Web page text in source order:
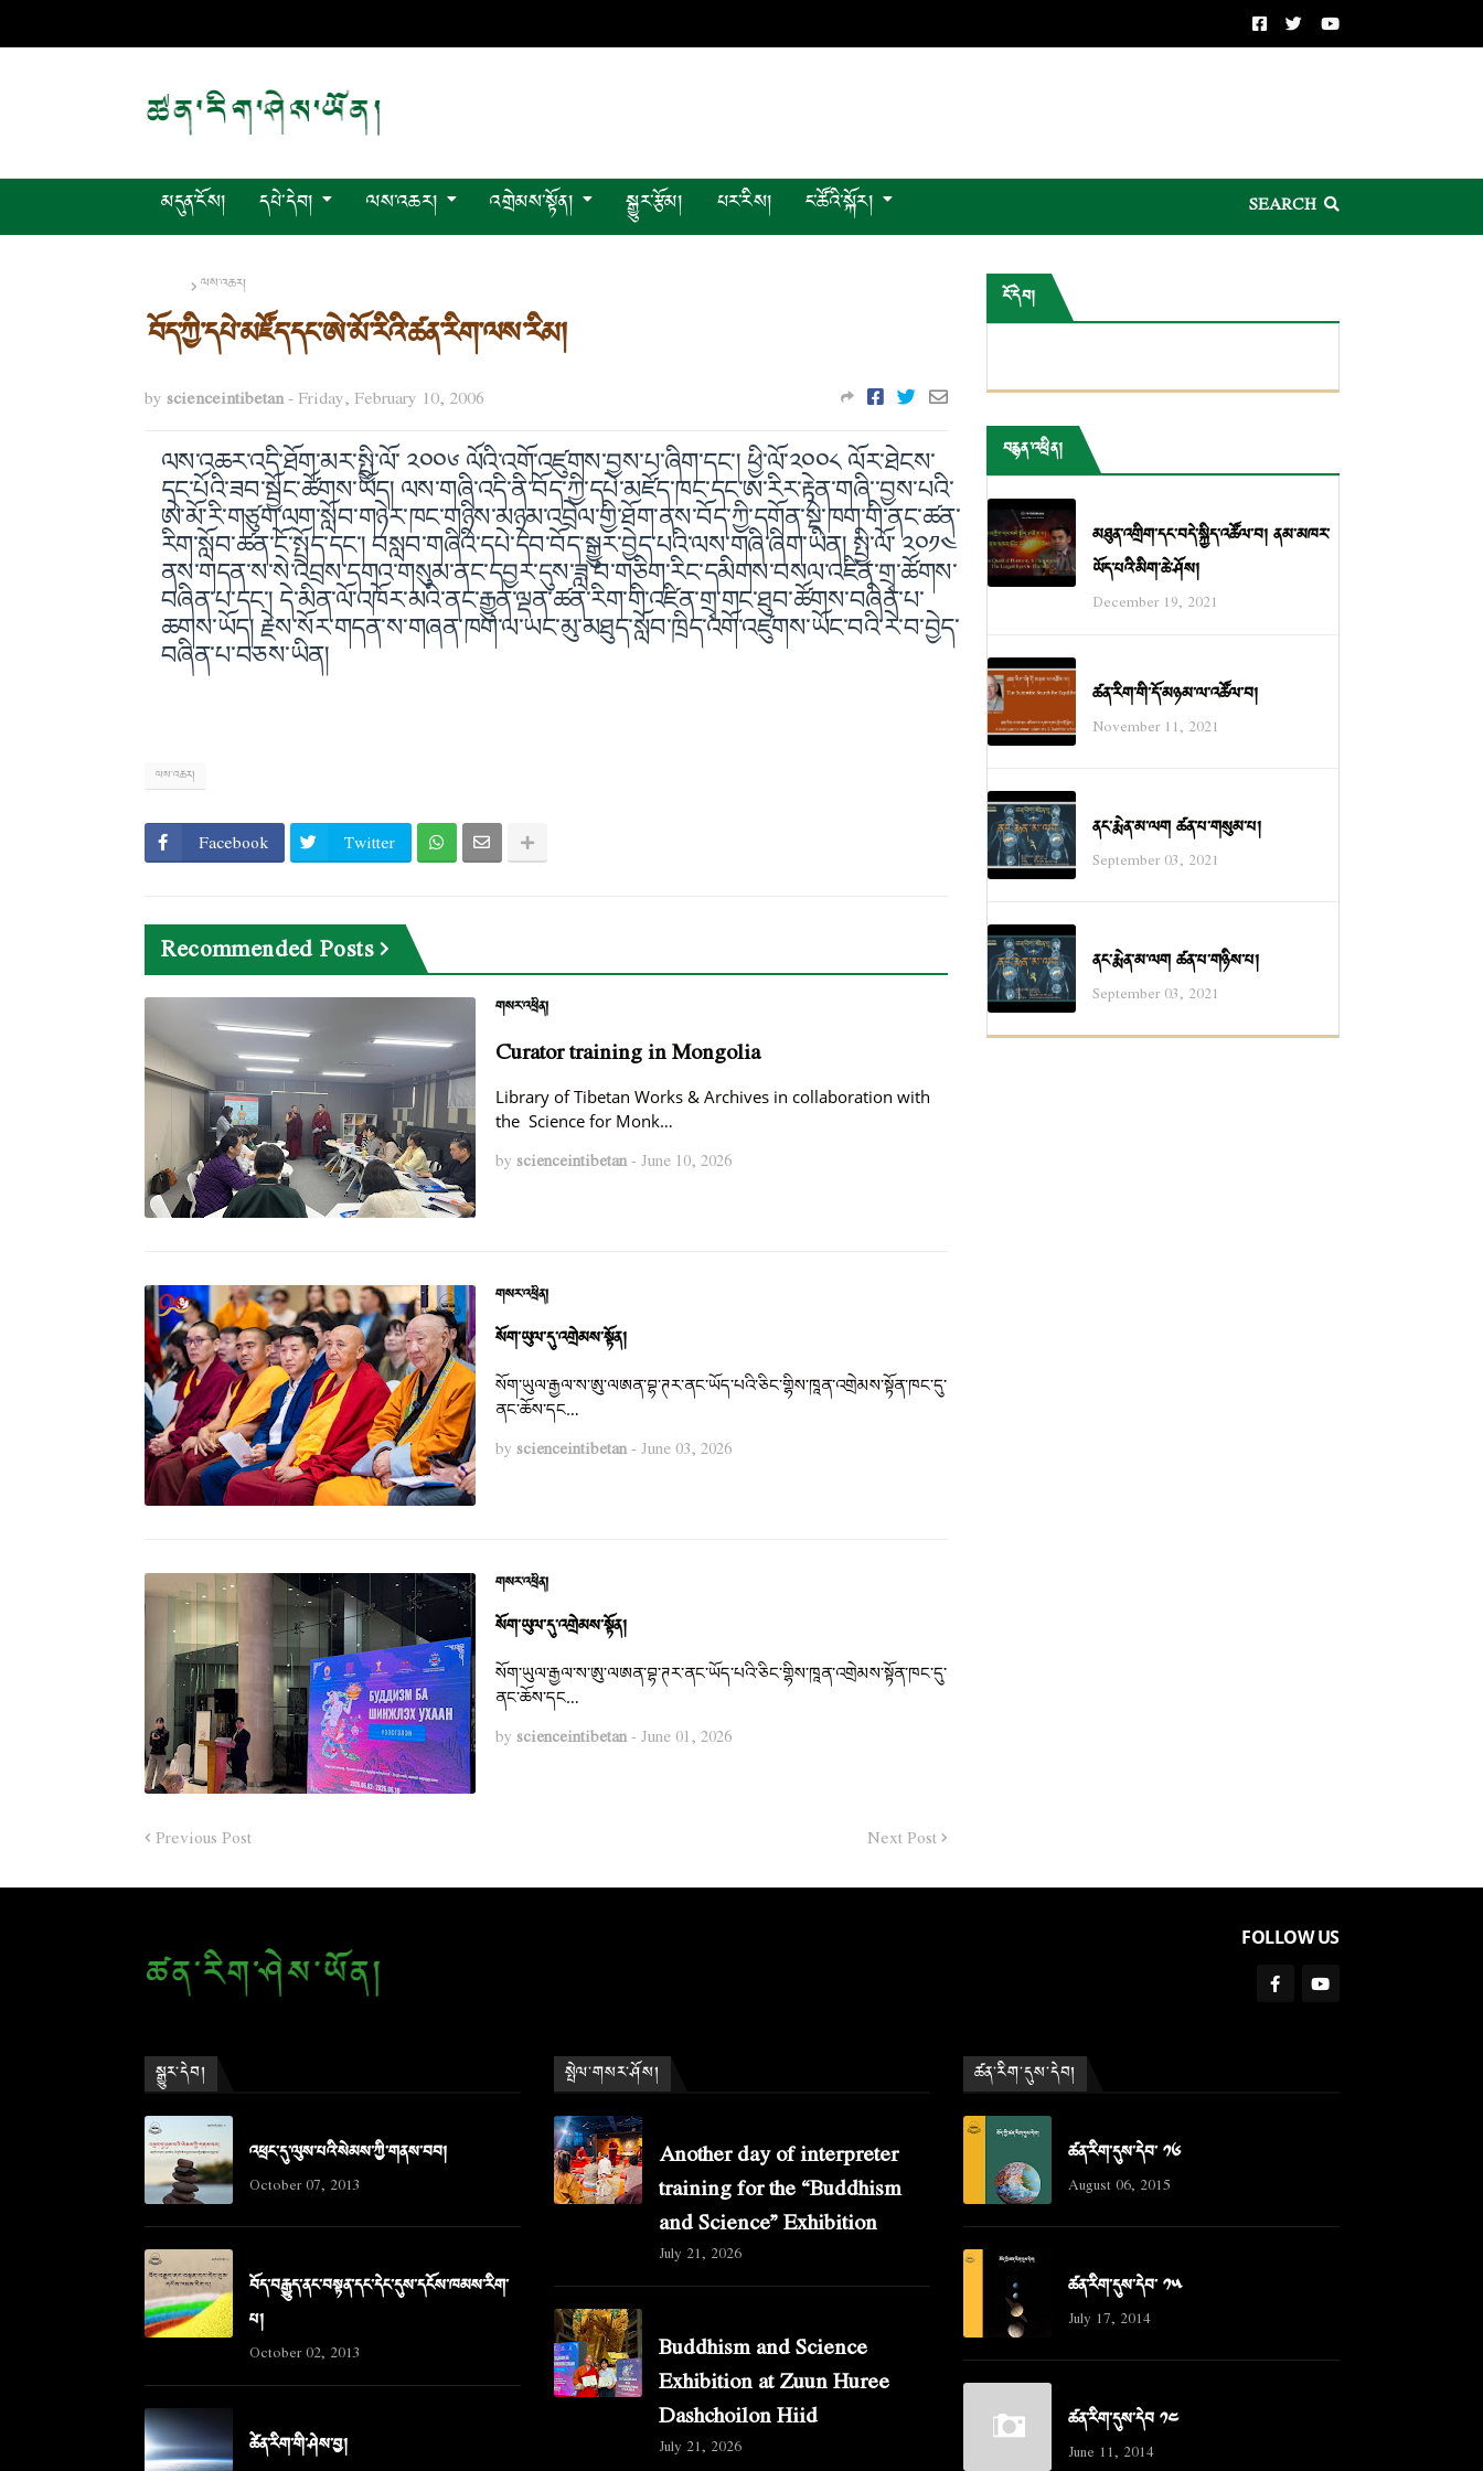
མདུན་ངོས། དཔེ་དེབ། ལས་འཆར། འགྲེམས་སྟོན། སྒྱུར་རྩོམ། པར་རིས། ང་ཚོའི་སྐོར། SEARCH
ལས་འཆར།
བོད་ཀྱི་དཔེ་མཛོད་དང་ཨེ་མོ་རིའི་ཚན་རིག་ལས་རིམ།
by scienceintibetan - Friday, February 10, 2006
ལས་འཆར་འདི་ཐོག་མར་སྤྱི་ལོ་ ༢༠༠༦ ལོའི་འགོ་འཛུགས་བྱས་པ་ཞིག་དང་། ཕྱི་ལོ་༢༠༠༨ ལོར་ཐེངས་
དང་པོའི་ཟབ་སྦྱོང་ཚོགས་ཡོད། ལས་གཞི་འདི་ནི་བོད་ཀྱི་དཔེ་མཛོད་ཁང་དང་ཨ་རིར་རྟེན་གཞི་་བྱས་པའི་
ཨེ་མོ་རི་གཙུག་ལག་སློབ་གཉེར་ཁང་གཉིས་མཉམ་འབྲེལ་གྱི་ཐོག་ནས་བོད་ཀྱི་དགོན་སྡེ་ཁག་གི་ནང་ཚན་
རིག་སློབ་ཚན་ངོ་སྤྲོད་དང་། བསླབ་གཞིའི་དཔེ་དེབ་བོད་སྒྱུར་བྱེད་པའི་ལས་གཞི་ཞིག་ཡིན། སྤྱི་ལོ་ ༢༠༡༤
ནས་གདན་ས་སེ་འབྲས་དགའ་གསུམ་ནང་དབྱར་དུས་ཟླ་བ་གཅིག་རིང་དམིགས་བསལ་འཛིན་གྲྭ་ཚོགས་
བཞིན་པ་དང་། དེ་མིན་ལོ་འཁོར་མའི་ནང་རྒྱུན་ལྡན་ཚན་རིག་གི་འཛིན་གྲྭ་གང་ཐུབ་ཚོགས་བཞིན་པ་
ཆགས་ཡོད། རྗེས་སོར་གདན་ས་གཞན་ཁག་ལ་ཡང་མུ་མཐུད་སློབ་ཁྲིད་འགོ་འཛུགས་ཡོང་བའི་རེ་བ་བྱེད་
བཞིན་པ་བཅས་ཡིན།
ལས་འཆར།
Facebook Twitter
Recommended Posts
གསར་འཕྲིན།
Curator training in Mongolia
Library of Tibetan Works & Archives in collaboration with
the Science for Monk…
by scienceintibetan - June 10, 2026
གསར་འཕྲིན།
སོག་ཡུལ་དུ་འགྲེམས་སྟོན།
སོག་ཡུལ་རྒྱལ་ས་ཨུ་ལཨན་བྷ་ཊར་ནང་ཡོད་པའི་ཅིང་གྷིས་ཁཱན་འགྲེམས་སྟོན་ཁང་དུ་
ནང་ཆོས་དང…
by scienceintibetan - June 03, 2026
གསར་འཕྲིན།
སོག་ཡུལ་དུ་འགྲེམས་སྟོན།
སོག་ཡུལ་རྒྱལ་ས་ཨུ་ལཨན་བྷ་ཊར་ནང་ཡོད་པའི་ཅིང་གྷིས་ཁཱན་འགྲེམས་སྟོན་ཁང་དུ་
ནང་ཆོས་དང…
by scienceintibetan - June 01, 2026
Previous Post Next Post
ངོ་དེབ།
བརྙན་འཕྲིན།
མཐུན་འགྲིག་དང་བདེ་སྐྱིད་འཚོལ་བ། ནམ་མཁར་
ཡོད་པའི་མིག་ཆེ་ཤོས།
December 19, 2021
ཚན་རིག་གི་དོ་མཉམ་ལ་འཚོལ་བ།
November 11, 2021
ནང་རྨེན་མ་ལག ཚན་པ་གསུམ་པ།
September 03, 2021
ནང་རྨེན་མ་ལག ཚན་པ་གཉིས་པ།
September 03, 2021
FOLLOW US
སྒྱུར་དེབ།
འཕྲང་དུ་ལུས་པའི་སེམས་ཀྱི་གནས་བབ།
October 07, 2013
བོད་བརྒྱུད་ནང་བསྟན་དང་དེང་དུས་དངོས་ཁམས་རིག་
པ།
October 02, 2013
ཚེན་རིག་གི་ཤེས་བྱ།
སྤེལ་གསར་ཤོས།
Another day of interpreter
training for the “Buddhism
and Science” Exhibition
July 21, 2026
Buddhism and Science
Exhibition at Zuun Huree
Dashchoilon Hiid
July 21, 2026
ཚན་རིག་དུས་དེབ།
ཚན་རིག་དུས་དེབ་ ༡༦
August 06, 2015
ཚན་རིག་དུས་དེབ་ ༡༥
July 17, 2014
ཚན་རིག་དུས་དེབ ༡༤
June 11, 2014